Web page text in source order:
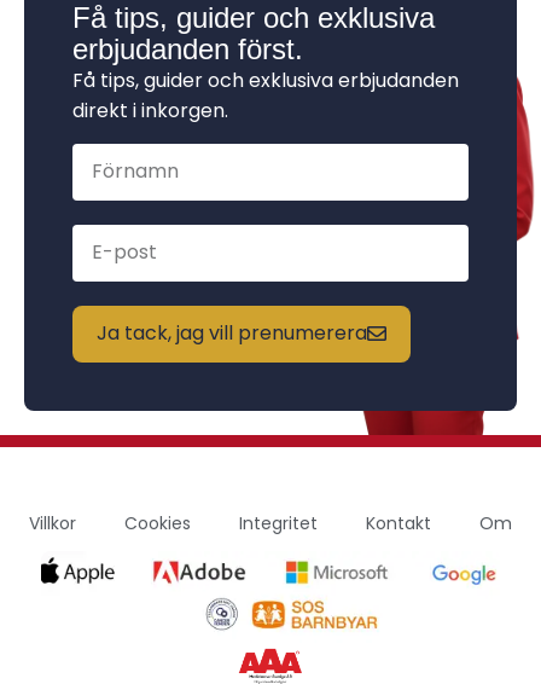
Få tips, guider och exklusiva
erbjudanden först.
Få tips, guider och exklusiva erbjudanden
direkt i inkorgen.
Ja tack, jag vill prenumerera
Villkor Cookies Integritet Kontakt Om